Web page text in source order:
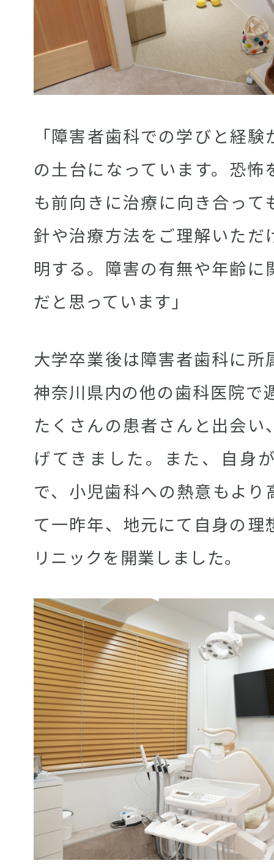
「障害者歯科での学びと経
の土台になっています。恐怖
も前向きに治療に向き合って
針や治療方法をご理解いただ
明する。障害の有無や年齢に
だと思っています」
大学卒業後は障害者歯科に所
神奈川県内の他の歯科医院で
たくさんの患者さんと出会い
げてきました。また、自身
で、小児歯科への熱意もより
て一昨年、地元にて自身の理
リニックを開業しました。